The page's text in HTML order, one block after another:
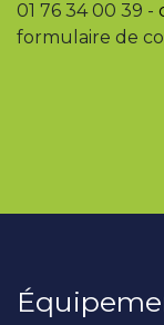
01 76 34 00 39 -
formulaire de